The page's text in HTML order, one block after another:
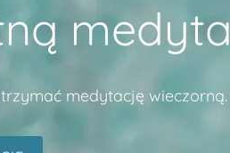
medytację wieczorną.